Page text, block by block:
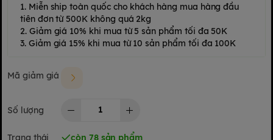
1. Miễn ship toàn quốc cho khách hàng mua hàng đầu
tiên đơn từ 500K không quá 2kg
2. Giảm giá 10% khi mua từ 5 sản phẩm tối đa 50K
3. Giảm giá 15% khi mua từ 10 sản phẩm tối đa 100K
Mã giảm giá
Số lượng
Trạng thái còn 78 sản phẩm